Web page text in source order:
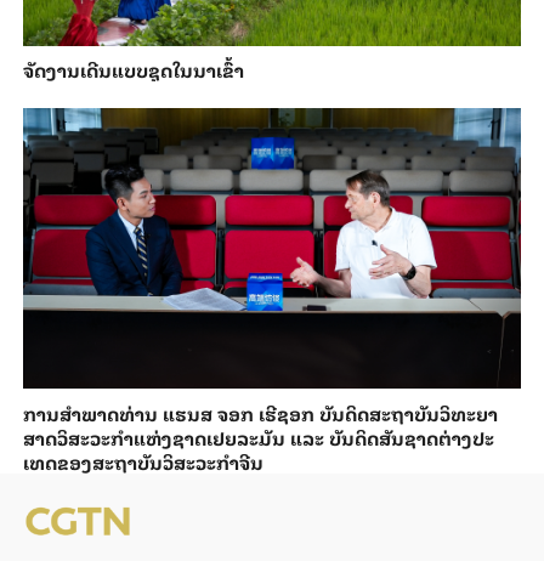
ຈັດງານເດີນແບບຊຸດໃນນາເຂົ້າ
ການ​ສຳ​ພາດ​ທ່ານ ແຮນ​ສ ຈອກ ເຮີ​ຊອກ ​ບັນ​ດິດ​ສະ​ຖາ​ບັນວິ​ທະ​ຍາ​
ສາດວິ​ສະ​ວະ​ກຳ​ແຫ່ງ​ຊາດ​ເຢຍ​ລະ​ມັນ ແລະ ບັນ​ດິດ​ສັນ​ຊາດ​ຕ່າງ​ປະ​
ເທດ​ຂອງສະ​ຖາ​ບັນ​ວິ​ສະ​ວະ​ກຳ​ຈີນ